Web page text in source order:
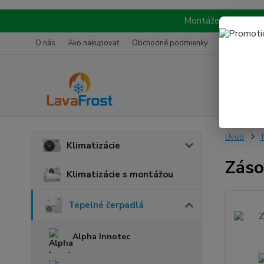
Montáže
O nás Ako nakupovať Obchodné podmienky
Klimatizácie
Klimatizácie s montážou
Tepelné čerpadlá
Alpha Innotec
Úvod